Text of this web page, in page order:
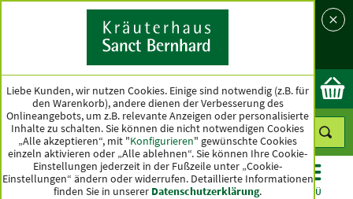
Land
Ok
KATEGORIEN ANGEBOTE TOPSELLER MENÜ
Liebe Kunden, wir nutzen Cookies. Einige sind notwendig (z.B. für
den Warenkorb), andere dienen der Verbesserung des
Onlineangebots, um z.B. relevante Anzeigen oder personalisierte
Inhalte zu schalten. Sie können die nicht notwendigen Cookies
„Alle akzeptieren“, mit "Konfigurieren" gewünschte Cookies
einzeln aktivieren oder „Alle ablehnen“. Sie können Ihre Cookie-
Einstellungen jederzeit in der Fußzeile unter „Cookie-
Einstellungen“ ändern oder widerrufen. Detaillierte Informationen
finden Sie in unserer Datenschutzerklärung.